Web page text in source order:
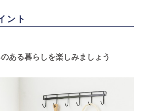
ント
ある暮らしを楽しみましょう